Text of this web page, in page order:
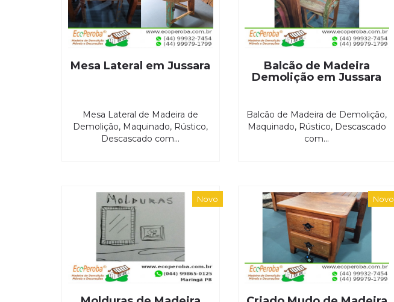
Mesa Lateral em Jussara
Mesa Lateral de Madeira de
Demolição, Maquinado, Rústico,
Descascado com...
Balcão de Madeira
Demolição em Jussara
Balcão de Madeira de Demolição,
Maquinado, Rústico, Descascado
com...
Novo Novo